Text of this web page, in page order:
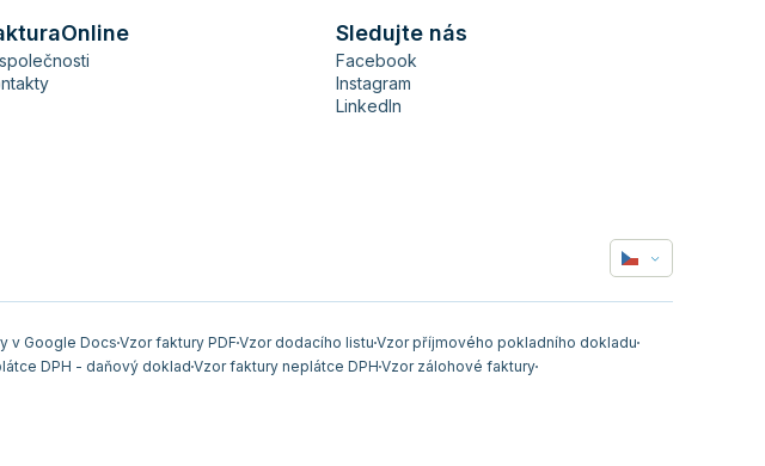
Sledujte nás
Facebook
Instagram
LinkedIn
v Google DocsVzor faktury PDF Vzor dodacího listu Vzor příjmového pokladního dokladu
DPH - daňový doklad Vzor faktury neplátce DPH Vzor zálohové faktury